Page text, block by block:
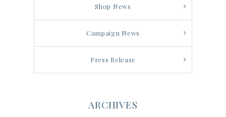
Shop News
Campaign News
Press Release
ARCHIVES